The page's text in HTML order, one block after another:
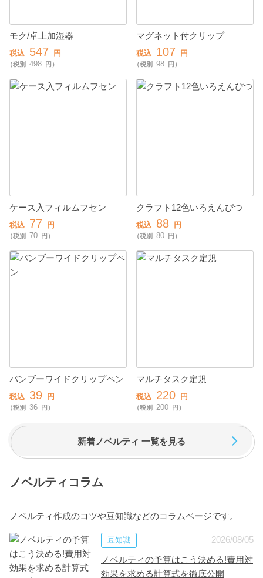
モク/卓上加湿器
税込 547 円
（税別 498 円）
マグネット付クリップ
税込 107 円
（税別 98 円）
ケース入フィルムフセン
税込 77 円
（税別 70 円）
クラフト12色いろえんぴつ
税込 88 円
（税別 80 円）
バンブーワイドクリップペン
税込 39 円
（税別 36 円）
マルチタスク定規
税込 220 円
（税別 200 円）
新着ノベルティ 一覧を見る
ノベルティコラム
ノベルティ作成のコツや豆知識などのコラムページです。
豆知識
2026/08/05
ノベルティの予算はこう決める!費用対
効果を求める計算式を徹底公開